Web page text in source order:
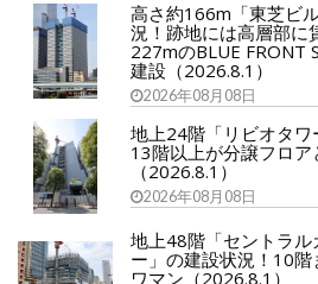
高さ約166m「東芝ビ
況！跡地には高層部に
227mのBLUE FRONT
建設（2026.8.1）
2026年08月08日
地上24階「リビオタワ
13階以上が分譲フロ
（2026.8.1）
2026年08月08日
地上48階「セントラル
ー」の建設状況！10
ワマン（2026.8.1）